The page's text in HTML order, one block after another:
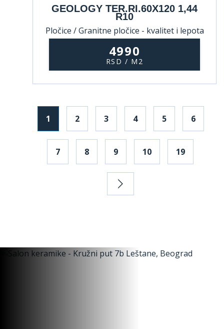
GEOLOGY TER.RI.60X120 1,44
R10
Pločice / Granitne pločice - kvalitet i lepota
4990
RSD / M2
1 2 3 4 5 6
7 8 9 10 19